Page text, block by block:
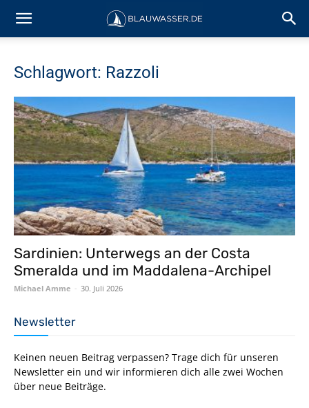
Schlagwort: Razzoli
Sardinien: Unterwegs an der Costa
Smeralda und im Maddalena-Archipel
Michael Amme - 30. Juli 2026
Newsletter
Keinen neuen Beitrag verpassen? Trage dich für unseren
Newsletter ein und wir informieren dich alle zwei Wochen
über neue Beiträge.